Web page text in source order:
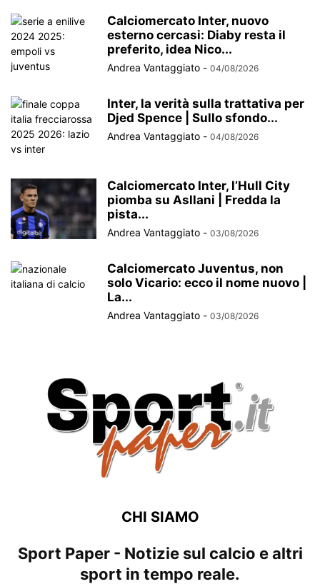
Calciomercato Inter, nuovo
esterno cercasi: Diaby resta il
preferito, idea Nico...
Andrea Vantaggiato - 04/08/2026
Inter, la verità sulla trattativa per
Djed Spence | Sullo sfondo...
Andrea Vantaggiato - 04/08/2026
Calciomercato Inter, l’Hull City
piomba su Asllani | Fredda la
pista...
Andrea Vantaggiato - 03/08/2026
Calciomercato Juventus, non
solo Vicario: ecco il nome nuovo |
La...
Andrea Vantaggiato - 03/08/2026
CHI SIAMO
Sport Paper - Notizie sul calcio e altri
sport in tempo reale.